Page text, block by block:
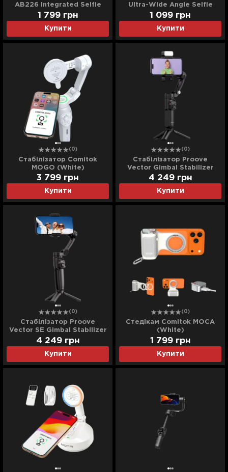
AB226 Integrated Selfie
Stick (Black)
Купити
1 799 грн
Ultra-Wide Angle Selfie
Stick (Black)
Купити
1 099 грн
(0)
Стабілізатор Comitok
MOGO (White)
Купити
3 799 грн
(0)
Стабілізатор Proove
Vector Gimbal Stabilizer
Купити
4 249 грн
(0)
Стабілізатор Proove
Vector SE Gimbal Stabilizer
Купити
4 249 грн
(0)
Стедікам Comitok MOCA
(White)
Купити
1 799 грн